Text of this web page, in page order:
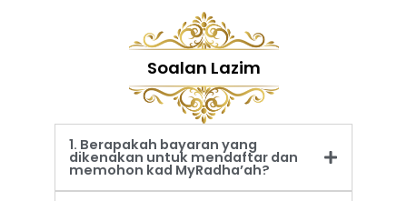
Soalan Lazim
1. Berapakah bayaran yang
dikenakan untuk mendaftar dan
memohon kad MyRadha’ah?